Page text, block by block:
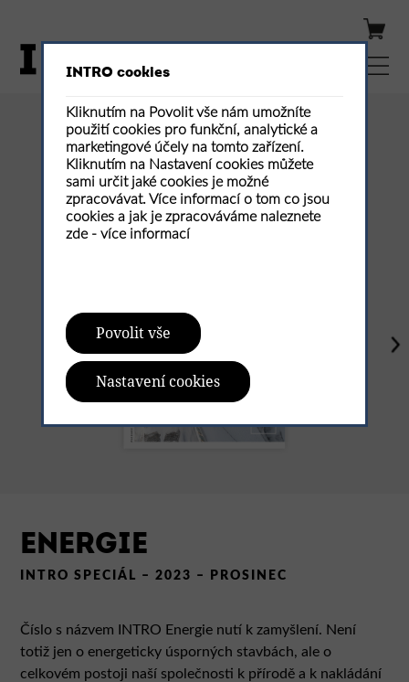
INTRO cookies
Kliknutím na Povolit vše nám umožníte
použití cookies pro funkční, analytické a
marketingové účely na tomto zařízení.
Kliknutím na Nastavení cookies můžete
sami určit jaké cookies je možné
zpracovávat. Více informací o tom co jsou
cookies a jak je zpracováváme naleznete
zde - více informací
Povolit vše
Nastavení cookies
Publikovaná čísla
ENERGIE
INTRO SPECIÁL – 2023 – PROSINEC
Číslo s názvem INTRO Energie nutí k zamyšlení. Není
totiž jen o energeticky úsporných stavbách, ale o
celkovém postoji naší společnosti k přírodě a k nakládání